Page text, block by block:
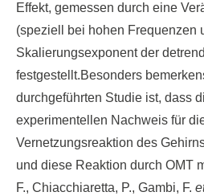
Effekt, gemessen durch eine
(speziell bei hohen Frequenzen
Skalierungsexponent der
festgestellt.Besonders
durchgeführten Studie ist, dass
experimentellen Nachweis für
Vernetzungsreaktion des
und diese Reaktion durch OMT
F., Chiacchiaretta, P., Gambi, F.